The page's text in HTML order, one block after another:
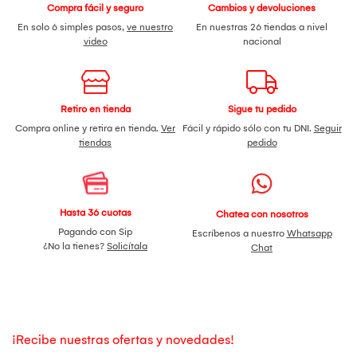
Compra fácil y seguro
En solo 6 simples pasos, ve nuestro
video
Cambios y devoluciones
En nuestras 26 tiendas a nivel
nacional
Retiro en tienda
Compra online y retira en tienda. Ver
tiendas
Sigue tu pedido
Fácil y rápido sólo con tu DNI. Seguir
pedido
Hasta 36 cuotas
Pagando con Sip
¿No la tienes? Solicítala
Chatea con nosotros
Escríbenos a nuestro Whatsapp
Chat
¡Recibe nuestras ofertas y novedades!